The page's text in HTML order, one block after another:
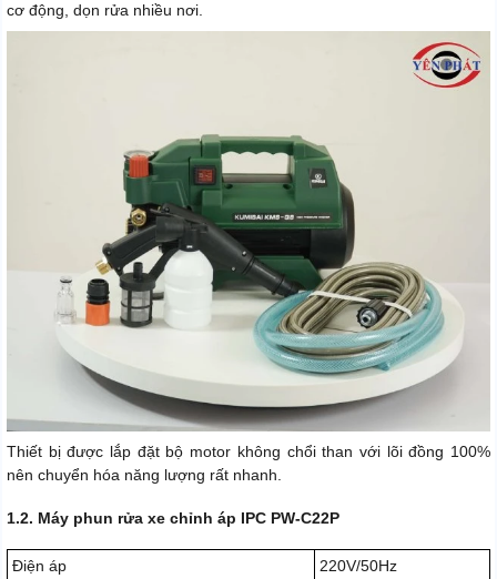
cơ động, dọn rửa nhiều nơi.
Thiết bị được lắp đặt bộ motor không chổi than với lõi đồng 100%
nên chuyển hóa năng lượng rất nhanh.
1.2. Máy phun rửa xe chỉnh áp IPC PW-C22P
Điện áp
220V/50Hz